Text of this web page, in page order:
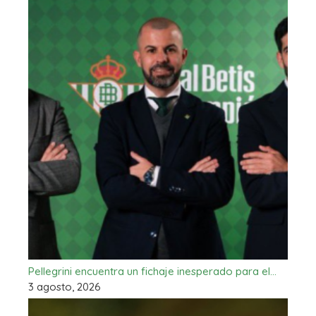
Pellegrini encuentra un fichaje inesperado para el…
3 agosto, 2026